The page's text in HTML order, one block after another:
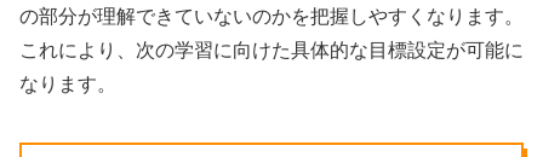
の部分が理解できていないのかを把握しやすくなります。
これにより、次の学習に向けた具体的な目標設定が可能に
なります。